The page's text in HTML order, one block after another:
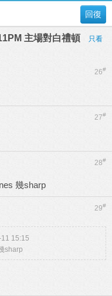
回復
主場對白禮頓
只看
26#
27#
28#
幾sharp
29#
15:15
sharp